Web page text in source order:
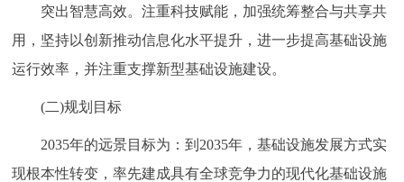
突出智慧高效。注重科技赋能，加强统筹整合与共享共
用，坚持以创新推动信息化水平提升，进一步提高基础设施
运行效率，并注重支撑新型基础设施建设。
(二)规划目标
2035年的远景目标为：到2035年，基础设施发展方式实
现根本性转变，率先建成具有全球竞争力的现代化基础设施